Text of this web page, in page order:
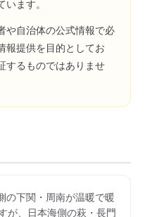
ます。
や自治体の公式情報で必
報提供を目的としてお
するものではありませ
の下関・周南が温暖で暖
が、日本海側の萩・長門